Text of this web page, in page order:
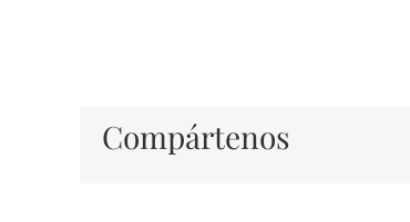
Compártenos